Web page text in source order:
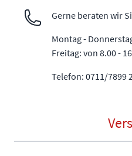
Gerne beraten wir
Montag -
Freitag: von 8.00 -
Telefon: 0711/7899